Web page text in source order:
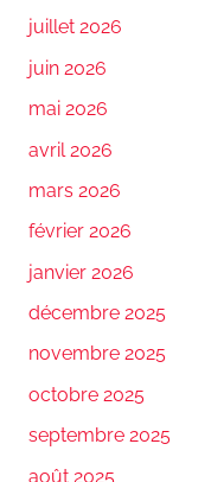
juillet 2026
juin 2026
mai 2026
avril 2026
mars 2026
février 2026
janvier 2026
décembre 2025
novembre 2025
octobre 2025
septembre 2025
août 2025